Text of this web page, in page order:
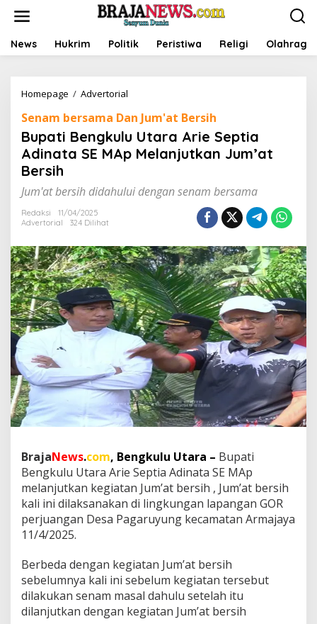
t
News Hukrim Politik Peristiwa Religi Olahraga
Homepage / Advertorial
p
a
t
i
n
l
u
U
t
a
r
a
A
r
i
e
S
e
p
t
A
d
i
n
a
t
E
M
A
p
M
Senam bersama Dan Jum'at Bersih
Bupati Bengkulu Utara Arie Septia
Adinata SE MAp Melanjutkan Jum’at
Bersih
Jum'at bersih didahului dengan senam bersama
Redaksi
11/04/2025
Advertorial
324 Dilihat
BrajaNews.com, Bengkulu Utara – Bupati
Bengkulu Utara Arie Septia Adinata SE MAp
melanjutkan kegiatan Jum’at bersih , Jum’at bersih
kali ini dilaksanakan di lingkungan lapangan GOR
perjuangan Desa Pagaruyung kecamatan Armajaya
11/4/2025.
Berbeda dengan kegiatan Jum’at bersih
sebelumnya kali ini sebelum kegiatan tersebut
dilakukan senam masal dahulu setelah itu
dilanjutkan dengan kegiatan Jum’at bersih